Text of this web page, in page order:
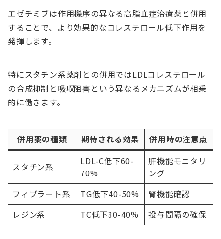
エゼチミブは作用機序の異なる高脂血症治療薬と併用
することで、より効果的なコレステロール低下作用を
発揮します。
特にスタチン系薬剤との併用ではLDLコレステロール
の合成抑制と吸収阻害という異なるメカニズムが相乗
的に働きます。
併用薬の種類 期待される効果 併用時の注意点
スタチン系
LDL-C低下60-
70%
肝機能モニタリ
ング
フィブラート系
TG低下40-50%
腎機能確認
レジン系
TC低下30-40% 投与間隔の確保